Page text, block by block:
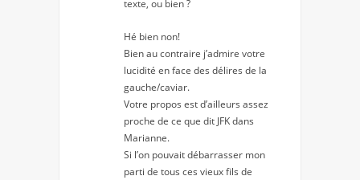
texte, ou bien ?
Hé bien non!
Bien au contraire j’admire votre
lucidité en face des délires de la
gauche/caviar.
Votre propos est d’ailleurs assez
proche de ce que dit JFK dans
Marianne.
Si l’on pouvait débarrasser mon
parti de tous ces vieux fils de